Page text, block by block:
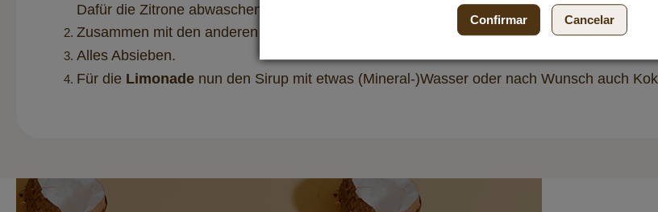
Dafür die Zitrone abwaschen und in Scheiben schneiden.
Zusammen mit den anderen Zutaten in einen Topf geben, verrühren und bei mittlerer
Alles Absieben.
Für die Limonade nun den Sirup mit etwas (Mineral-)Wasser oder nach Wunsch auch
Boletín
Confirmar Cancelar